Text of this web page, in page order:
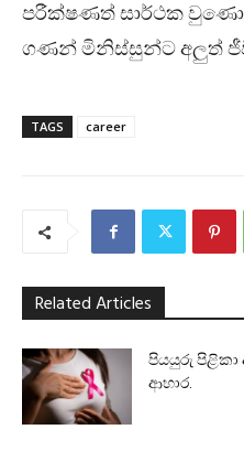
පරීක්ෂණත් සාර්ථක
ගණන් මිනිස්සුන්ට අලුත්
TAGS career
Related Articles
පියයුරු පිළිකා
ආහාර.